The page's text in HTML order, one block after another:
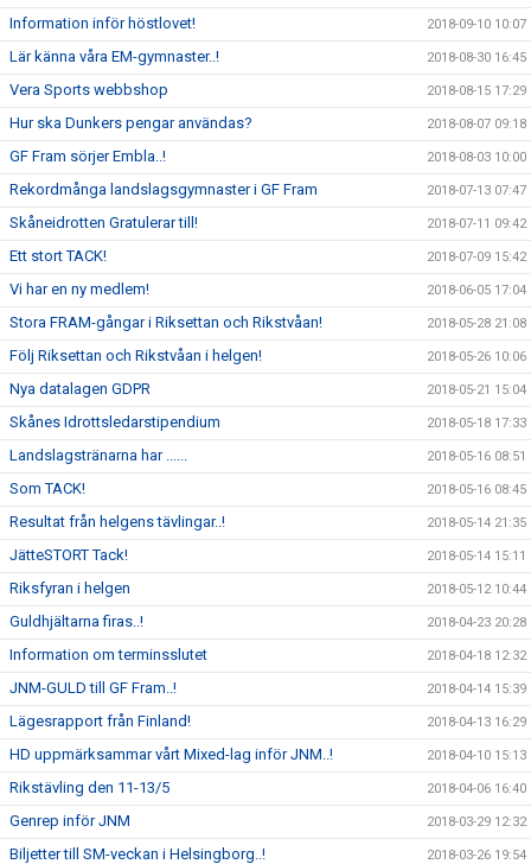
Information inför höstlovet! 2018-09-10 10:07
Lär känna våra EM-gymnaster..! 2018-08-30 16:45
Vera Sports webbshop 2018-08-15 17:29
Hur ska Dunkers pengar användas? 2018-08-07 09:18
GF Fram sörjer Embla..! 2018-08-03 10:00
Rekordmånga landslagsgymnaster i GF Fram 2018-07-13 07:47
Skåneidrotten Gratulerar till! 2018-07-11 09:42
Ett stort TACK! 2018-07-09 15:42
Vi har en ny medlem! 2018-06-05 17:04
Stora FRAM-gångar i Riksettan och Rikstvåan! 2018-05-28 21:08
Följ Riksettan och Rikstvåan i helgen! 2018-05-26 10:06
Nya datalagen GDPR 2018-05-21 15:04
Skånes Idrottsledarstipendium 2018-05-18 17:33
Landslagstränarna har ...... 2018-05-16 08:51
Som TACK! 2018-05-16 08:45
Resultat från helgens tävlingar..! 2018-05-14 21:35
JätteSTORT Tack! 2018-05-14 15:11
Riksfyran i helgen 2018-05-12 10:44
Guldhjältarna firas..! 2018-04-23 20:28
Information om terminsslutet 2018-04-18 12:32
JNM-GULD till GF Fram..! 2018-04-14 15:39
Lägesrapport från Finland! 2018-04-13 16:29
HD uppmärksammar vårt Mixed-lag inför JNM..! 2018-04-10 15:13
Rikstävling den 11-13/5 2018-04-06 16:40
Genrep inför JNM 2018-03-29 12:32
Biljetter till SM-veckan i Helsingborg..! 2018-03-26 19:54